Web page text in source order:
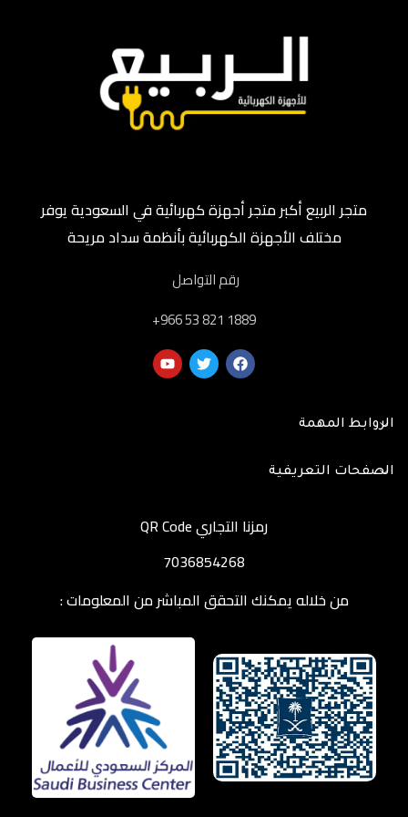
متجر الربيع أكبر متجر أجهزة كهربائية في السعودية يوفر
مختلف الأجهزة الكهربائية بأنظمة سداد مريحة
رقم التواصل
‎+966 53 821 1889
الروابط المهمة
الصفحات التعريفية
رمزنا التجاري QR Code
7036854268
من خلاله يمكنك التحقق المباشر من المعلومات :